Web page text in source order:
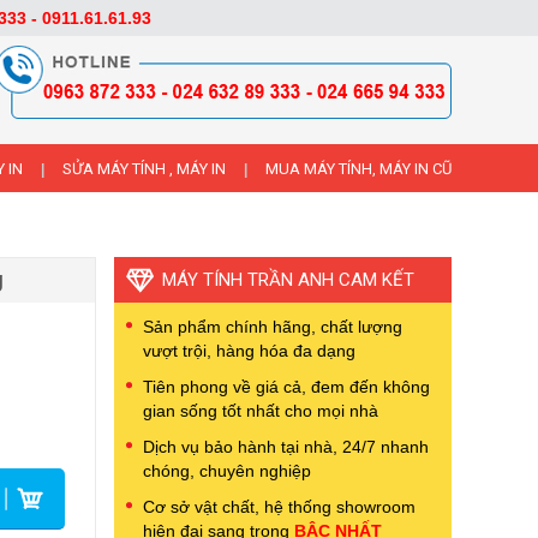
IN SỬA MÁY TÍNH , MÁY IN MUA MÁY TÍNH, MÁY IN CŨ
MÁY TÍNH TRẦN ANH CAM KẾT
Sản phẩm chính hãng, chất lượng
vượt trội, hàng hóa đa dạng
Tiên phong về giá cả, đem đến không
gian sống tốt nhất cho mọi nhà
Dịch vụ bảo hành tại nhà, 24/7 nhanh
chóng, chuyên nghiệp
Cơ sở vật chất, hệ thống showroom
hiện đại sang trọng BẬC NHẤT
- 0911.61.61.93